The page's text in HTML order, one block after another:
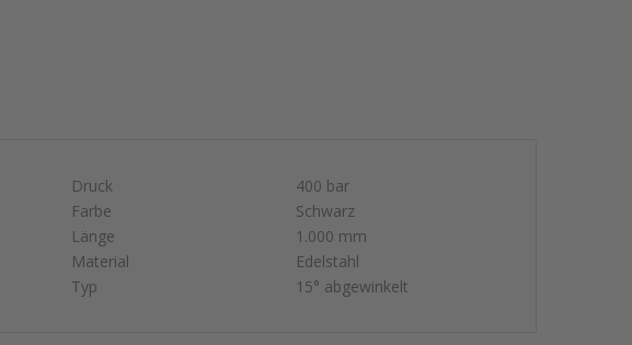
Druck
400 bar
Farbe
Schwarz
Länge
1.000 mm
Material
Edelstahl
Typ 15° abgewinkelt